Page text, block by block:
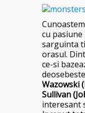
cu pasiune
sarguinta
orasul.
ce-si
Wazowski
Sullivan
interesant